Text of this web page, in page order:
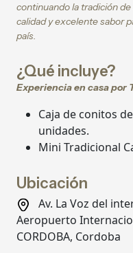
continuando la tradición
calidad y excelente sabor
país.
¿Qué incluye?
Experiencia en casa por
Caja de conitos
unidades.
Mini Tradicional
Ubicación
Av. La Voz del
Aeropuerto
CORDOBA, Cordoba